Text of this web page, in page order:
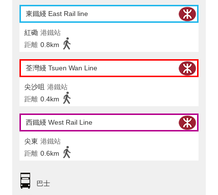
東鐵綫 East Rail line
紅磡 港鐵站
距離 0.8km
荃灣綫 Tsuen Wan Line
尖沙咀 港鐵站
距離 0.4km
西鐵綫 West Rail Line
尖東 港鐵站
距離 0.6km
巴士